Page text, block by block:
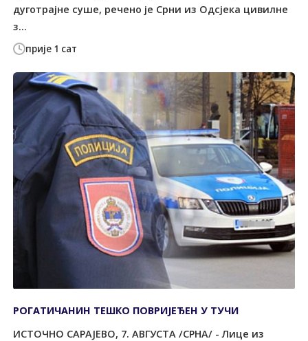
прије 1 сат
дуготрајне суше, речено је Срни из Одсјека цивилне
з...
РОГАТИЧАНИН ТЕШКО ПОВРИЈЕЂЕН У ТУЧИ
ИСТОЧНО САРАЈЕВО, 7. АВГУСТА /СРНА/ - Лице из